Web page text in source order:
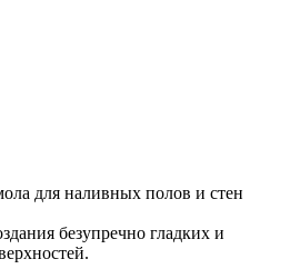
для наливных полов и стен
безупречно гладких и